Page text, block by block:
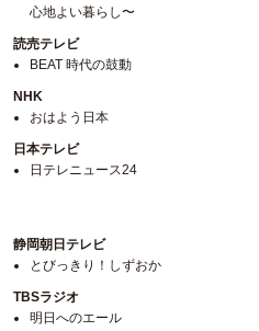
心地よい暮らし〜
読売テレビ
BEAT 時代の鼓動
NHK
おはよう日本
日本テレビ
日テレニュース24
静岡朝日テレビ
とびっきり！しずおか
TBSラジオ
明日へのエール